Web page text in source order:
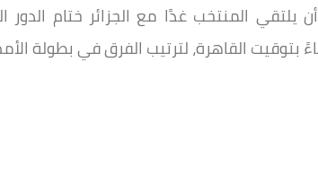
يلتقي المنتخب غدًا مع الجزائر ختام
بتوقيت القاهرة، لترتيب الفرق في بطولة